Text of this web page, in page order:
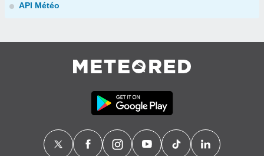
API Météo